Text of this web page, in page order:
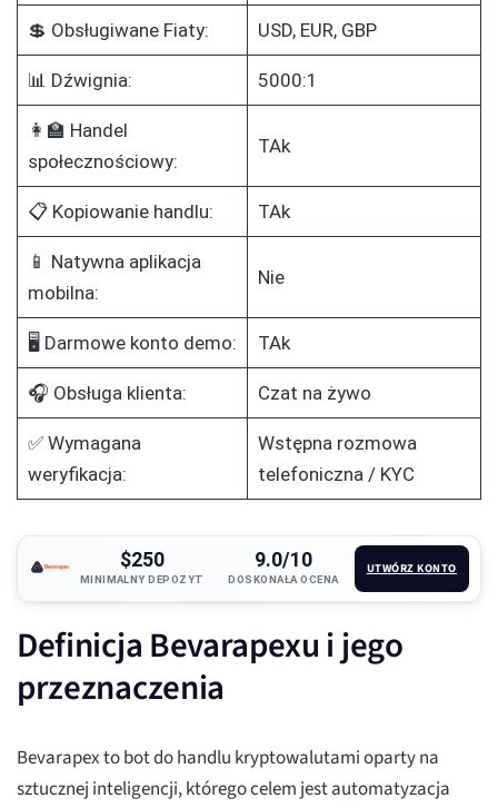
💲 Obsługiwane Fiaty: USD, EUR, GBP
📊 Dźwignia: 5000:1
👩‍🏫 Handel
społecznościowy:
TAk
📋 Kopiowanie handlu: TAk
📱 Natywna aplikacja
mobilna:
Nie
🖥️ Darmowe konto demo: TAk
🎧 Obsługa klienta: Czat na żywo
✅ Wymagana
weryfikacja:
Wstępna rozmowa
telefoniczna / KYC
$250
MINIMALNY DEPOZYT
9.0/10
DOSKONAŁA OCENA
UTWÓRZ KONTO
Definicja Bevarapexu i jego
przeznaczenia
Bevarapex to bot do handlu kryptowalutami oparty na
sztucznej inteligencji, którego celem jest automatyzacja